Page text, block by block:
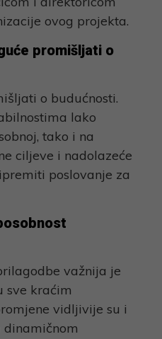
ovog projekta.
promišljati o
o budućnosti.
lako
tako i na
ciljeve i nadolazeće
poslovanje za
važnija je
sve kraćim
vidljivije su i
dinamičnom